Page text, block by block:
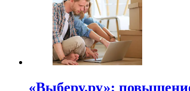
«Выберу.ру»: